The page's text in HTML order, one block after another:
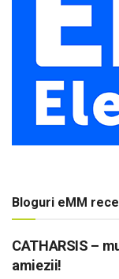
Bloguri eMM
CATHARSIS –
amiezii!